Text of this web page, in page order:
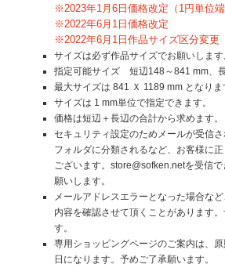
※2023年1月6日価格改定（1円単位端
※2022年6月1日価格改定
※2022年6月1日作品サイズ区分変更
サイズは必ず作品サイズでお願いします
指定可能サイズ 短辺148～841 mm、
最大サイズは 841 Ｘ 1189 mm となりま
サイズは 1 mm単位で指定できます。
価格は短辺＋長辺の合計から求めます。
セキュリティ設定のためメールが受信
フォルダに分類されるなど、お客様に
ございます。store@sofken.netを受信
願いします。
メールアドレスエラーとなった場合な
内容を確認させて頂くことがあります
す。
専用ショッピングページのご案内は、
日になります。予めご了承願います。